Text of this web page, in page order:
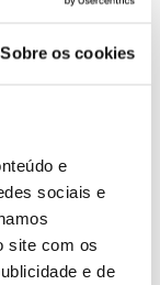
Sobre os cookies
e
sociais e
site com os
e de
Date: 27/07/2026 18:27